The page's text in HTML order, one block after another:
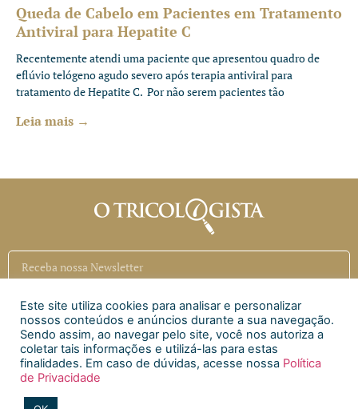
Queda de Cabelo em Pacientes em Tratamento
Antiviral para Hepatite C
Recentemente atendi uma paciente que apresentou quadro de
eflúvio telógeno agudo severo após terapia antiviral para
tratamento de Hepatite C. Por não serem pacientes tão
Leia mais →
Inscrever
Siga a CAECI
Siga a Clínica Htri
Este site utiliza cookies para analisar e personalizar
nossos conteúdos e anúncios durante a sua navegação.
Sendo assim, ao navegar pelo site, você nos autoriza a
coletar tais informações e utilizá-las para estas
finalidades. Em caso de dúvidas, acesse nossa Política
de Privacidade